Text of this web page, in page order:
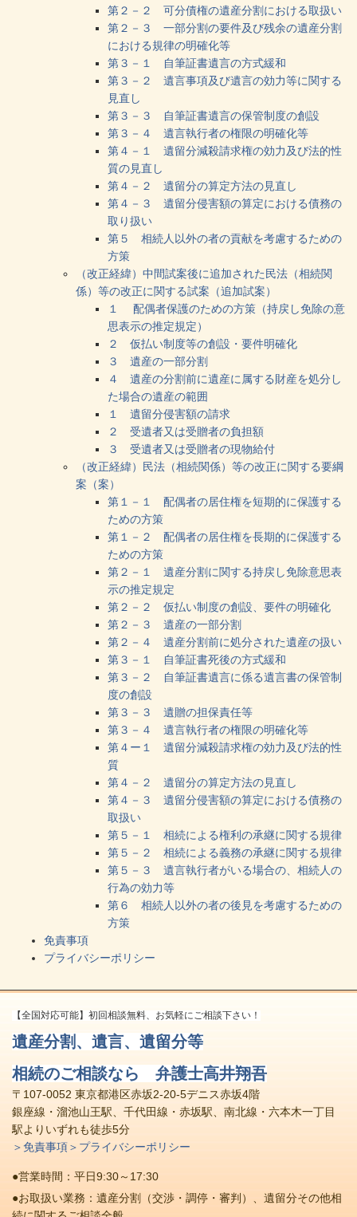
第２－２ 可分債権の遺産分割における取扱い
第２－３ 一部分割の要件及び残余の遺産分割
における規律の明確化等
第３－１ 自筆証書遺言の方式緩和
第３－２ 遺言事項及び遺言の効力等に関する
見直し
第３－３ 自筆証書遺言の保管制度の創設
第３－４ 遺言執行者の権限の明確化等
第４－１ 遺留分減殺請求権の効力及び法的性
質の見直し
第４－２ 遺留分の算定方法の見直し
第４－３ 遺留分侵害額の算定における債務の
取り扱い
第５ 相続人以外の者の貢献を考慮するための
方策
（改正経緯）中間試案後に追加された民法（相続関
係）等の改正に関する試案（追加試案）
１ 配偶者保護のための方策（持戻し免除の意
思表示の推定規定）
２ 仮払い制度等の創設・要件明確化
３ 遺産の一部分割
４ 遺産の分割前に遺産に属する財産を処分し
た場合の遺産の範囲
１ 遺留分侵害額の請求
２ 受遺者又は受贈者の負担額
３ 受遺者又は受贈者の現物給付
（改正経緯）民法（相続関係）等の改正に関する要綱
案（案）
第１－１ 配偶者の居住権を短期的に保護する
ための方策
第１－２ 配偶者の居住権を長期的に保護する
ための方策
第２－１ 遺産分割に関する持戻し免除意思表
示の推定規定
第２－２ 仮払い制度の創設、要件の明確化
第２－３ 遺産の一部分割
第２－４ 遺産分割前に処分された遺産の扱い
第３－１ 自筆証書死後の方式緩和
第３－２ 自筆証書遺言に係る遺言書の保管制
度の創設
第３－３ 遺贈の担保責任等
第３－４ 遺言執行者の権限の明確化等
第４ー１ 遺留分減殺請求権の効力及び法的性
質
第４－２ 遺留分の算定方法の見直し
第４－３ 遺留分侵害額の算定における債務の
取扱い
第５－１ 相続による権利の承継に関する規律
第５－２ 相続による義務の承継に関する規律
第５－３ 遺言執行者がいる場合の、相続人の
行為の効力等
第６ 相続人以外の者の後見を考慮するための
方策
免責事項
プライバシーポリシー
【全国対応可能】初回相談無料、お気軽にご相談下さい！
遺産分割、遺言、遺留分等
相続のご相談なら 弁護士高井翔吾
〒107-0052 東京都港区赤坂2-20-5デニス赤坂4階
銀座線・溜池山王駅、千代田線・赤坂駅、南北線・六本木一丁目
駅よりいずれも徒歩5分
＞免責事項＞プライバシーポリシー
●営業時間：平日9:30～17:30
●お取扱い業務：遺産分割（交渉・調停・審判）、遺留分その他相